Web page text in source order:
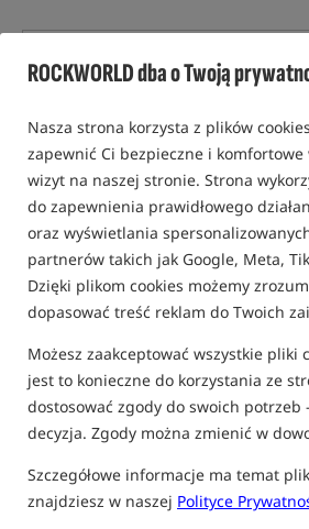
ROCKWORLD dba o Twoją
Nasza strona korzysta z plików
zapewnić Ci bezpieczne i
wizyt na naszej stronie. Strona
do zapewnienia prawidłowego
oraz wyświetlania
partnerów takich jak Google, Meta,
Dzięki plikom cookies możemy
dopasować treść reklam do Twoich
Możesz zaakceptować wszystkie pliki
jest to konieczne do korzystania ze
dostosować zgody do swoich potrzeb
decyzja. Zgody można zmienić w
Szczegółowe informacje ma temat
znajdziesz w naszej Polityce
tylko produkty na"naszym magazynie"